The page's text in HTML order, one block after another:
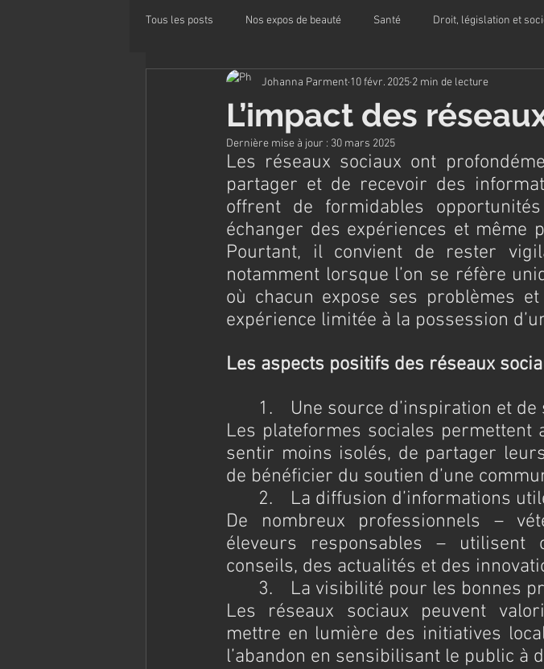
Tous les posts Nos expos de beauté Santé Droit, législation et
Alimentation
L’impact des
Johanna Parment 10 févr. 2025 2 min de lecture
Dernière mise à jour : 30 mars 2025
Les réseaux sociaux ont
partager et de recevoir des
offrent de formidables
échanger des expériences et même
Pourtant, il convient de rester
notamment lorsque l’on se réfère
où chacun expose ses problèmes
expérience limitée à la possession
Les aspects positifs des réseaux
1.	Une source d’inspiration et
Les plateformes sociales
sentir moins isolés, de partager
de bénéficier du soutien d’une
2.	La diffusion d’informations
De nombreux professionnels –
éleveurs responsables –
conseils, des actualités et des
3.	La visibilité pour les bonnes
Les réseaux sociaux peuvent
mettre en lumière des initiatives
l’abandon en sensibilisant le public à